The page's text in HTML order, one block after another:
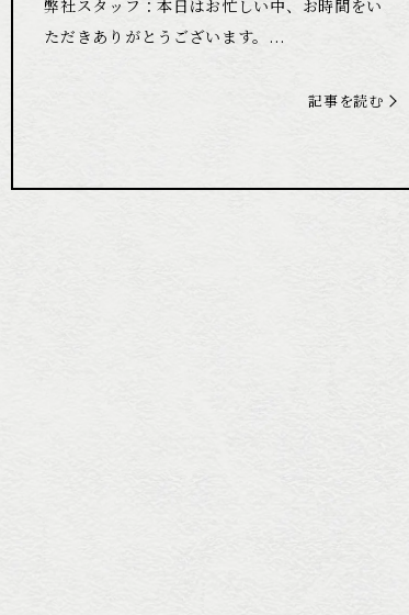
弊社スタッフ：本日はお忙しい中、お時間をい
ただきありがとうございます。...
記事を読む